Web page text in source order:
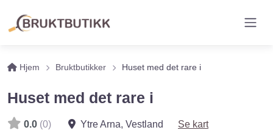
Hjem Bruktbutikker Huset med det rare i
Huset med det rare i
0.0 (0) Ytre Arna, Vestland Se kart